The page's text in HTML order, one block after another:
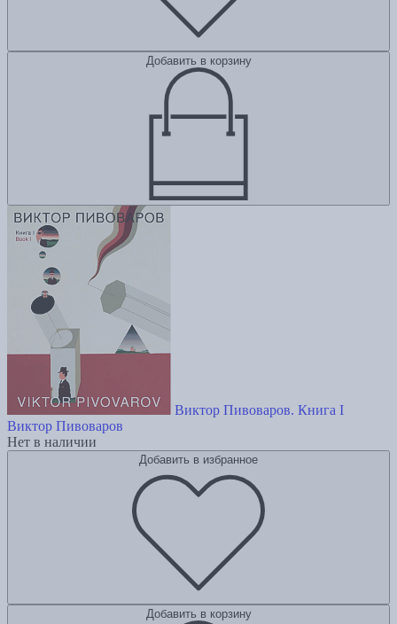
Добавить в корзину
Виктор Пивоваров. Книга I
Виктор Пивоваров
Нет в наличии
Добавить в избранное
Добавить в корзину